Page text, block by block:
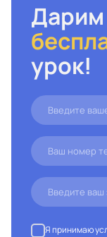
Дарим
урок!
Я принимаю